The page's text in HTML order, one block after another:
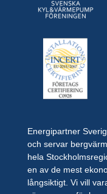
Energipartner
och servar
hela
en av de mest
långsiktigt. Vi vill